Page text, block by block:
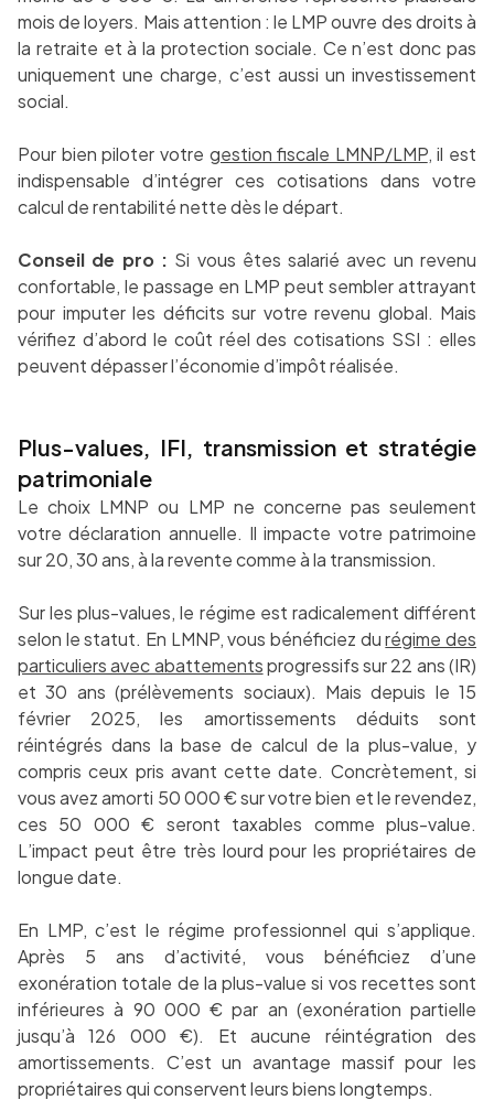
mois de loyers. Mais attention : le LMP ouvre des droits à
la retraite et à la protection sociale. Ce n’est donc pas
uniquement une charge, c’est aussi un investissement
social.
Pour bien piloter votre gestion fiscale LMNP/LMP, il est
indispensable d’intégrer ces cotisations dans votre
calcul de rentabilité nette dès le départ.
Conseil de pro : Si vous êtes salarié avec un revenu
confortable, le passage en LMP peut sembler attrayant
pour imputer les déficits sur votre revenu global. Mais
vérifiez d’abord le coût réel des cotisations SSI : elles
peuvent dépasser l’économie d’impôt réalisée.
Plus-values, IFI, transmission et stratégie
patrimoniale
Le choix LMNP ou LMP ne concerne pas seulement
votre déclaration annuelle. Il impacte votre patrimoine
sur 20, 30 ans, à la revente comme à la transmission.
Sur les plus-values, le régime est radicalement différent
selon le statut. En LMNP, vous bénéficiez durégime des
particuliers avec abattementsprogressifs sur 22 ans (IR)
et 30 ans (prélèvements sociaux). Mais depuis le 15
février 2025, les amortissements déduits sont
réintégrés dans la base de calcul de la plus-value, y
compris ceux pris avant cette date. Concrètement, si
vous avez amorti 50 000 € sur votre bien et le revendez,
ces 50 000 € seront taxables comme plus-value.
L’impact peut être très lourd pour les propriétaires de
longue date.
En LMP, c’est le régime professionnel qui s’applique.
Après 5 ans d’activité, vous bénéficiez d’une
exonération totale de la plus-value si vos recettes sont
inférieures à 90 000 € par an (exonération partielle
jusqu’à 126 000 €). Et aucune réintégration des
amortissements. C’est un avantage massif pour les
propriétaires qui conservent leurs biens longtemps.